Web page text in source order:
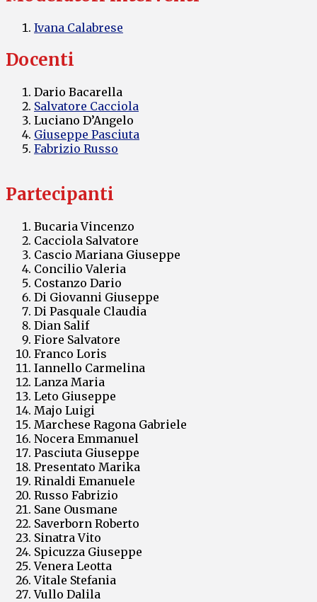
Ivana Calabrese
Docenti
Dario Bacarella
Salvatore Cacciola
Luciano D’Angelo
Giuseppe Pasciuta
Fabrizio Russo
Partecipanti
Bucaria Vincenzo
Cacciola Salvatore
Cascio Mariana Giuseppe
Concilio Valeria
Costanzo Dario
Di Giovanni Giuseppe
Di Pasquale Claudia
Dian Salif
Fiore Salvatore
Franco Loris
Iannello Carmelina
Lanza Maria
Leto Giuseppe
Majo Luigi
Marchese Ragona Gabriele
Nocera Emmanuel
Pasciuta Giuseppe
Presentato Marika
Rinaldi Emanuele
Russo Fabrizio
Sane Ousmane
Saverborn Roberto
Sinatra Vito
Spicuzza Giuseppe
Venera Leotta
Vitale Stefania
Vullo Dalila